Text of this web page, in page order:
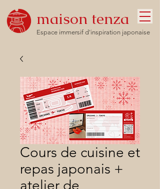
maison tenza
Espace immersif d'inspiration japonaise
Cours de cuisine et
repas japonais +
atelier de